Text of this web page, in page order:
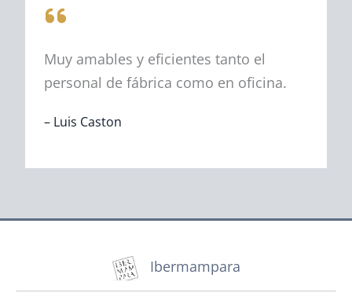
Muy amables y eficientes tanto el
personal de fábrica como en oficina.
– Luis Caston
Ibermampara